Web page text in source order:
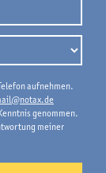
aufnehmen.
genommen.
meiner